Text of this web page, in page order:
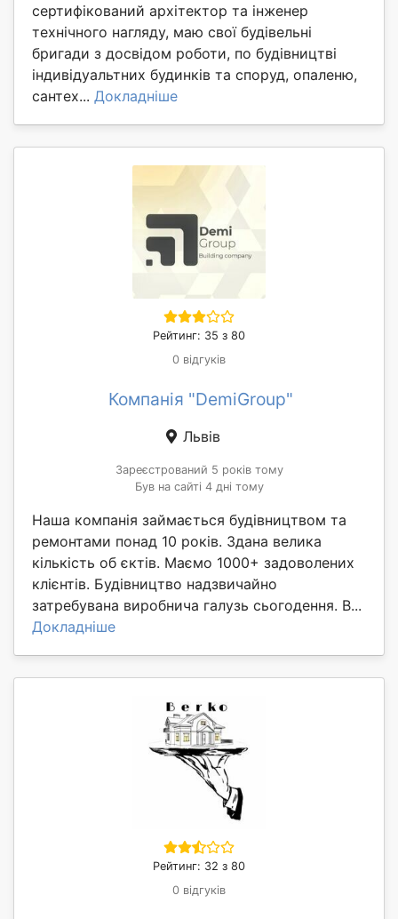
сертифікований архітектор та інженер
технічного нагляду, маю свої будівельні
бригади з досвідом роботи, по будівництві
індивідуальтних будинків та споруд, опаленю,
сантех... Докладніше
Рейтинг: 35 з 80
0 відгуків
Компанія "DemiGroup"
Львів
Зареєстрований 5 років тому
Був на сайті 4 дні тому
Наша компанія займається будівництвом та
ремонтами понад 10 років. Здана велика
кількість об єктів. Маємо 1000+ задоволених
клієнтів. Будівництво надзвичайно
затребувана виробнича галузь сьогодення. В...
Докладніше
Рейтинг: 32 з 80
0 відгуків